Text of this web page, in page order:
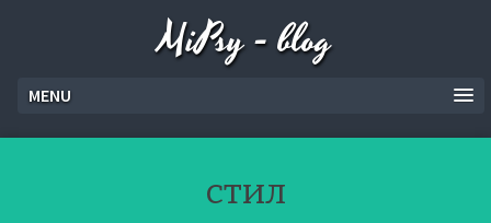
MiPsy - blog
MENU
стил